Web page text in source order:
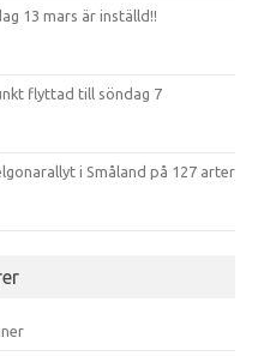
13 mars är inställd!!
flyttad till söndag 7
i Småland på 127 arter